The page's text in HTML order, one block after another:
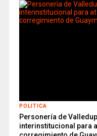
POLITICA
Personería de
interinstitucional para